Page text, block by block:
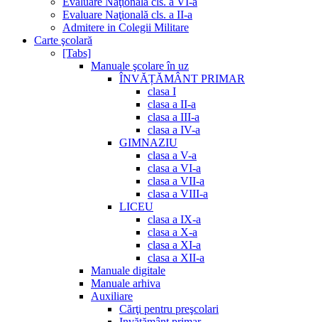
Evaluare Naţională cls. a II-a
Admitere in Colegii Militare
Carte şcolară
[Tabs]
Manuale şcolare în uz
ÎNVĂȚĂMÂNT PRIMAR
clasa I
clasa a II-a
clasa a III-a
clasa a IV-a
GIMNAZIU
clasa a V-a
clasa a VI-a
clasa a VII-a
clasa a VIII-a
LICEU
clasa a IX-a
clasa a X-a
clasa a XI-a
clasa a XII-a
Manuale digitale
Manuale arhiva
Auxiliare
Cărţi pentru preşcolari